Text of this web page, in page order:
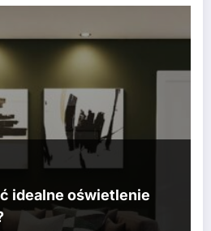
idealne oświetlenie